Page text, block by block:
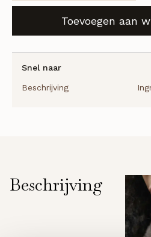
Snel naar
Beschrijving
Barrier
Booster
aantal
Toevoegen aan
Beschrijving